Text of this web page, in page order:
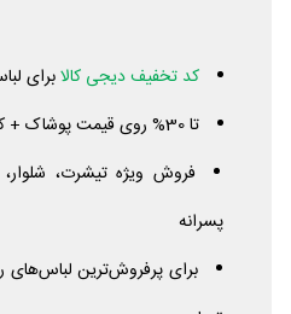
کد تخفیف دیجی کالابرای
تا 30% روی قیمت پوشاک + کوپن غیراول 200 هزار تومانی
فروش ویژه تیشرت،
پسرانه